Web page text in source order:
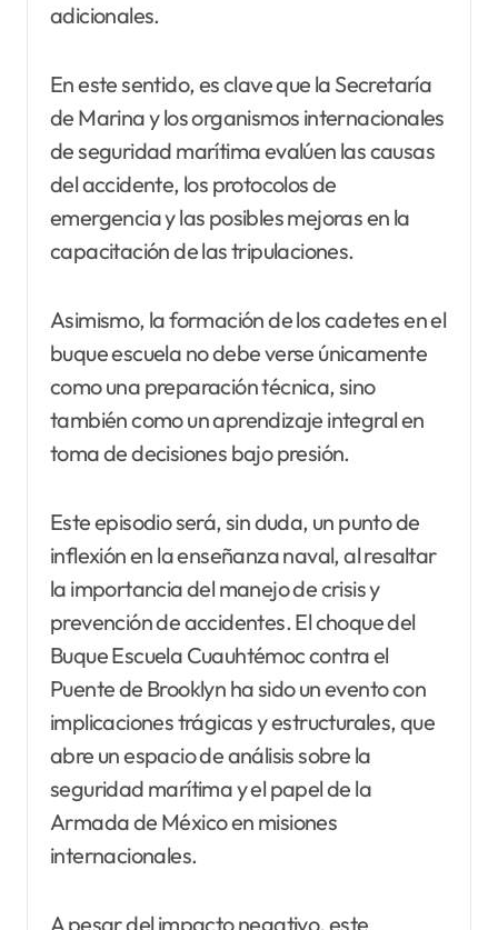
adicionales.
En este sentido, es clave que la Secretaría
de Marina y los organismos internacionales
de seguridad marítima evalúen las causas
del accidente, los protocolos de
emergencia y las posibles mejoras en la
capacitación de las tripulaciones.
Asimismo, la formación de los cadetes en el
buque escuela no debe verse únicamente
como una preparación técnica, sino
también como un aprendizaje integral en
toma de decisiones bajo presión.
Este episodio será, sin duda, un punto de
inflexión en la enseñanza naval, al resaltar
la importancia del manejo de crisis y
prevención de accidentes. El choque del
Buque Escuela Cuauhtémoc contra el
Puente de Brooklyn ha sido un evento con
implicaciones trágicas y estructurales, que
abre un espacio de análisis sobre la
seguridad marítima y el papel de la
Armada de México en misiones
internacionales.
A pesar del impacto negativo, este